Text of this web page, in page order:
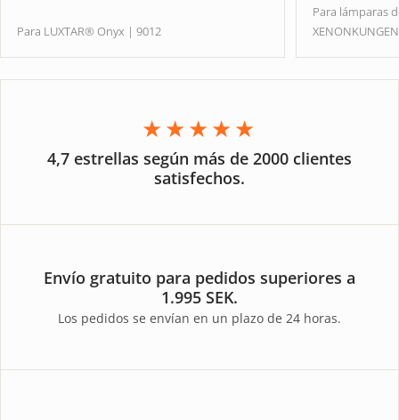
Para LUXTAR® Onyx | 9012
Para lámparas
★★★★★
4,7 estrellas según más de 2000 clientes
satisfechos.
Envío gratuito para pedidos superiores a
1.995 SEK.
Los pedidos se envían en un plazo de 24 horas.